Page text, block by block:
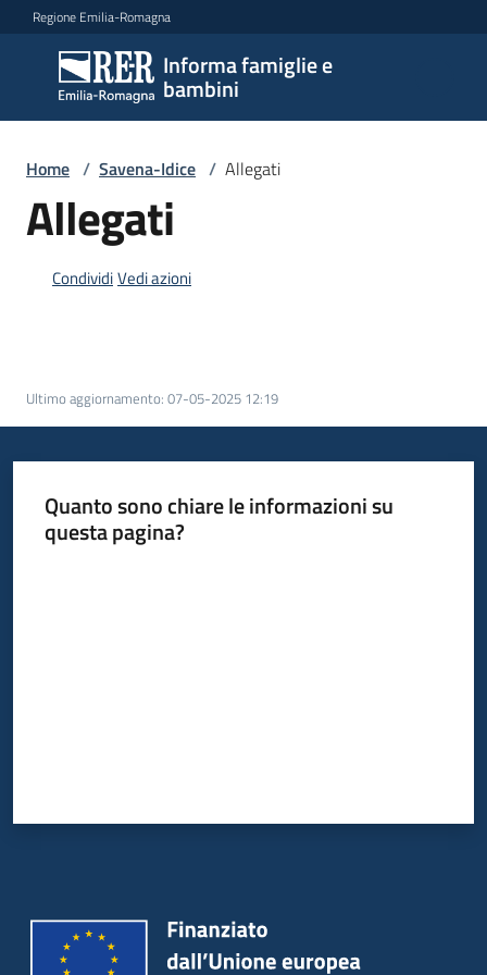
Vai al contenuto
Vai alla navigazione
Vai al footer
Regione Emilia-Romagna
Informa famiglie e
bambini
Informa
famiglie
e
bambini
Argomenti
Centri
per
Home / Savena-Idice / Allegati
Allegati
CondividiVedi azioni
Ultimo aggiornamento: 07-05-2025 12:19
Quanto sono chiare le informazioni su
questa pagina?